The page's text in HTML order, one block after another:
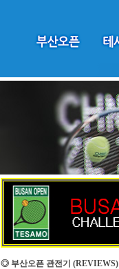
◎ 부산오픈 관전기 (REVIEWS)